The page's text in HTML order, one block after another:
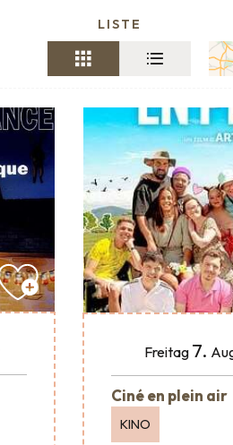
LISTE
Freitag 7.
Ciné en plein air
KINO